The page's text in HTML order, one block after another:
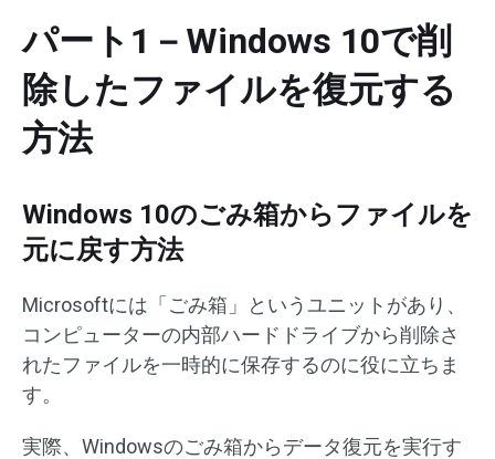
パート1－Windows 10で削
除したファイルを復元する
方法
Windows 10のごみ箱からファイルを
元に戻す方法
Microsoftには「ごみ箱」というユニットがあり、
コンピューターの内部ハードドライブから削除さ
れたファイルを一時的に保存するのに役に立ちま
す。
実際、Windowsのごみ箱からデータ復元を実行す